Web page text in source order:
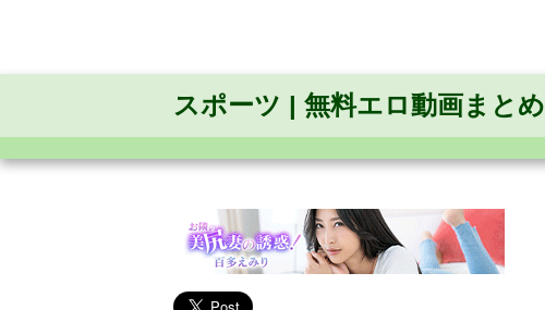
スポーツ | 無料エロ動画まとめ